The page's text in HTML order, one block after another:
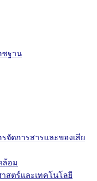
ฐาน
จัดการสารและของเสีย
ล้อม
สตร์และเทคโนโลยี